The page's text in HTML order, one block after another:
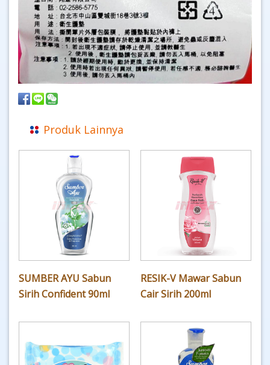
Produk Lainnya
SUMBER AYU Sabun
Sirih Confident 90ml
RESIK-V Mawar Sabun
Cair Sirih 200ml